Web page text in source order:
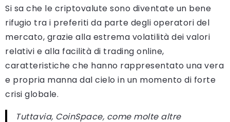
Si sa che le criptovalute sono diventate un bene
rifugio tra i preferiti da parte degli operatori del
mercato, grazie alla estrema volatilità dei valori
relativi e alla facilità di trading online,
caratteristiche che hanno rappresentato una vera
e propria manna dal cielo in un momento di forte
crisi globale.
Tuttavia, CoinSpace, come molte altre